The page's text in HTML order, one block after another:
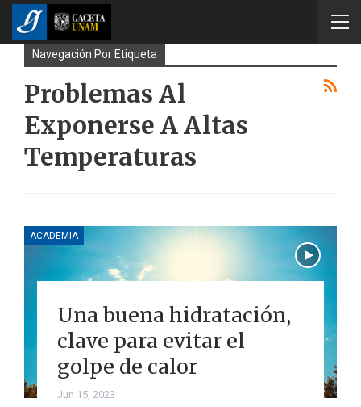
Navegación Por Etiqueta
Problemas Al
Exponerse A Altas
Temperaturas
ACADEMIA
Una buena hidratación,
clave para evitar el
golpe de calor
Jun 15, 2023